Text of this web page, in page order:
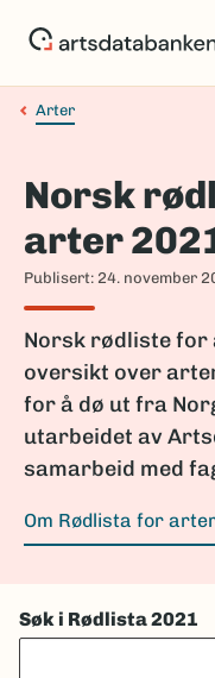
Navigasjonssti
Arter
Norsk
arter
Publisert: 24. november
Norsk rødliste for
oversikt over
for å dø ut fra
utarbeidet av
samarbeid med
Om Rødlista for
Søk i Rødlista 2021